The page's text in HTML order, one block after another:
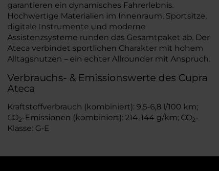
garantieren ein dynamisches Fahrerlebnis.
Hochwertige Materialien im Innenraum, Sportsitze,
digitale Instrumente und moderne
Assistenzsysteme runden das Gesamtpaket ab. Der
Ateca verbindet sportlichen Charakter mit hohem
Alltagsnutzen – ein echter Allrounder mit Anspruch.
Verbrauchs- & Emissionswerte des Cupra
Ateca
Kraftstoffverbrauch (kombiniert): 9,5-6,8 l/100 km;
CO2-Emissionen (kombiniert): 214-144 g/km; CO2-
Klasse: G-E